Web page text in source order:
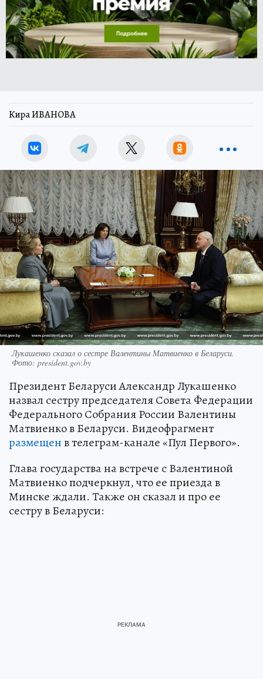
Кира ИВАНОВА
Лукашенко сказал о сестре Валентины Матвиенко в Беларуси.
Фото: president.gov.by
Президент Беларуси Александр Лукашенко
назвал сестру председателя Совета Федерации
Федерального Собрания России Валентины
Матвиенко в Беларуси. Видеофрагмент
размещенв телеграм-канале «Пул Первого».
Глава государства на встрече с Валентиной
Матвиенко подчеркнул, что ее приезда в
Минске ждали. Также он сказал и про ее
сестру в Беларуси: